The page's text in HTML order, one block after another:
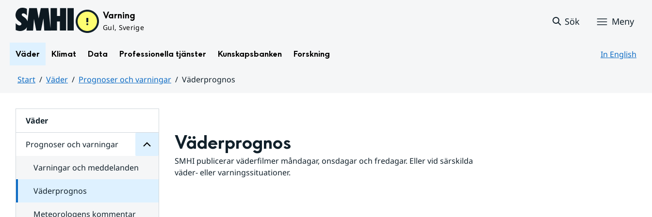
Hoppa till sidans innehåll Varning
Gul, Sverige
Sök Meny
Väder Klimat Data Professionella tjänster Kunskapsbanken Forskning In English
Start Väder Prognoser och varningar
Väderprognos
Väder
Prognoser och varningar
för
varningar
Varningar och meddelanden
Väderprognos
Meteorologens kommentar
Väderprognos
SMHI publicerar väderfilmer måndagar, onsdagar och fredagar. Eller vid särskilda
väder- eller varningssituationer.